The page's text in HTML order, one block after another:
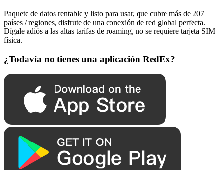
Paquete de datos rentable y listo para usar, que cubre más de 207
países / regiones, disfrute de una conexión de red global perfecta.
Dígale adiós a las altas tarifas de roaming, no se requiere tarjeta SIM
física.
¿Todavía no tienes una aplicación RedEx?